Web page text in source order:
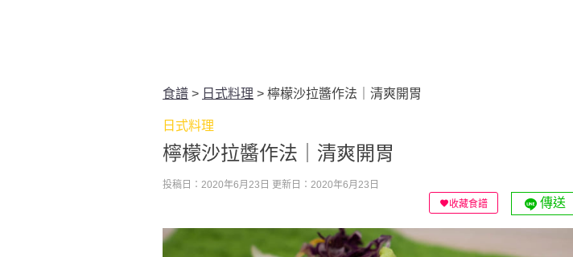
食譜 > 日式料理 > 檸檬沙拉醬作法｜清爽開胃
日式料理
檸檬沙拉醬作法｜清爽開胃
投稿日：2020年6月23日 更新日：2020年6月23日
收藏食譜
傳送